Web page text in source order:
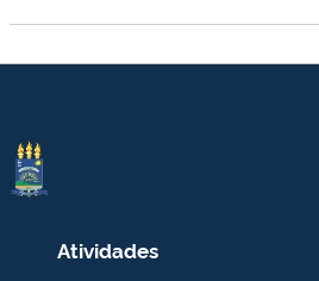
Atividades